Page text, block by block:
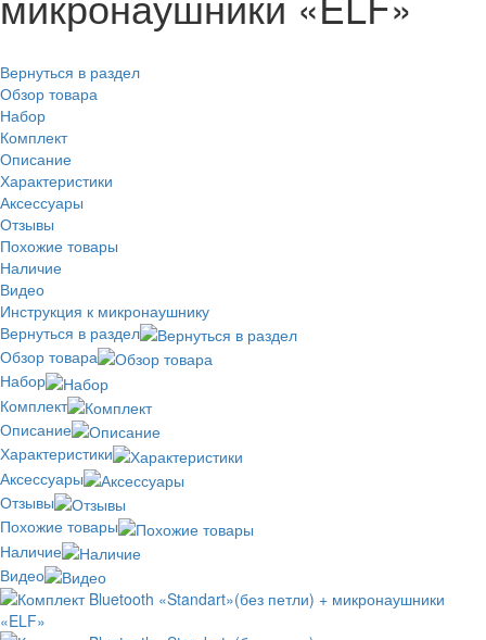
Вернуться в раздел
Обзор товара
Набор
Комплект
Описание
Характеристики
Аксессуары
Отзывы
Похожие товары
Наличие
Видео
Инструкция к микронаушнику
Вернуться в раздел
Обзор товара
Набор
Комплект
Описание
Характеристики
Аксессуары
Отзывы
Похожие товары
Наличие
Видео